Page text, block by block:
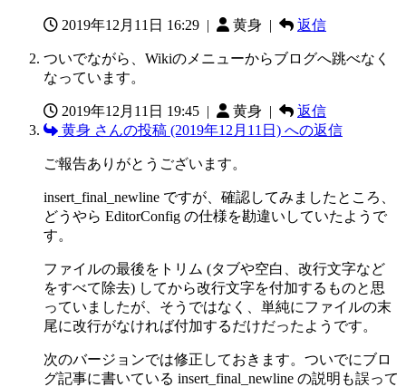
2019年12月11日 16:29 | 黄身 | 返信
ついでながら、Wikiのメニューからブログへ跳べなく
なっています。
2019年12月11日 19:45 | 黄身 |
返信
黄身 さんの投稿 (2019年12月11日) への返信
ご報告ありがとうございます。
insert_final_newline ですが、確認してみましたところ、
どうやら EditorConfig の仕様を勘違いしていたようで
す。
ファイルの最後をトリム (タブや空白、改行文字など
をすべて除去) してから改行文字を付加するものと思
っていましたが、そうではなく、単純にファイルの末
尾に改行がなければ付加するだけだったようです。
次のバージョンでは修正しておきます。ついでにブロ
グ記事に書いている insert_final_newline の説明も誤って